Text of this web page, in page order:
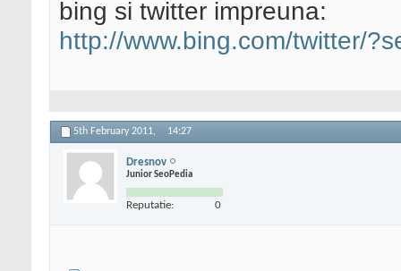
bing si twitter impreuna:
http://www.bing.com/twitter/
5th February 2011, 14:27
Dresnov
Junior SeoPedia
Reputatie: 0